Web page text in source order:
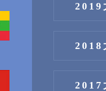
2019
2018
2017